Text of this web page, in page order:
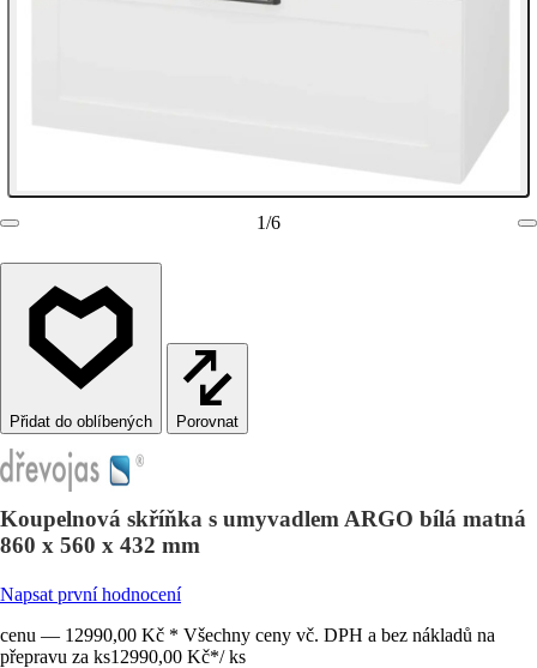
1/6
Porovnat
Koupelnová skříňka s umyvadlem ARGO bílá matná
860 x 560 x 432 mm
Napsat první hodnocení
cenu — 12990,00 Kč * Všechny ceny vč. DPH a bez nákladů na
přepravu za ks12990,00 Kč*/ ks